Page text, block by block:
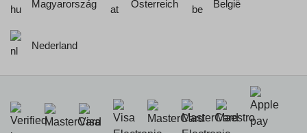
Magyarország Österreich België
Nederland